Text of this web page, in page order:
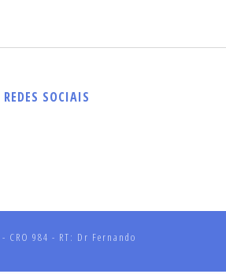
SOCIAIS
CRO 984 - RT: Dr Fernando